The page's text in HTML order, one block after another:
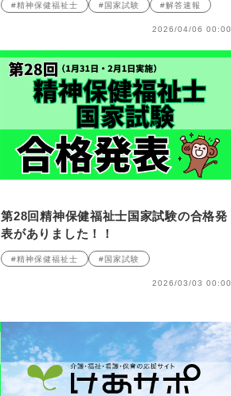
#精神保健福祉士 #国家試験 #解答速報
2026/04/06 00:00
第28回精神保健福祉士国家試験の合格発
表がありました！！
#精神保健福祉士 #国家試験
2026/03/03 00:00